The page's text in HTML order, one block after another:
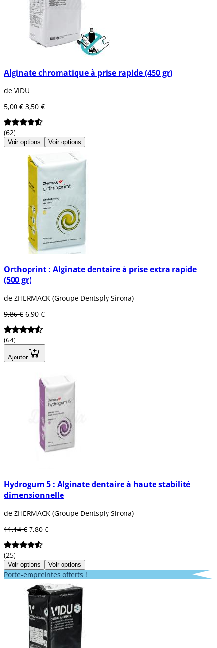
Alginate chromatique à prise rapide (450 gr)
de VIDU
5,00 € 3,50 €
(62)
Voir options Voir options
Orthoprint : Alginate dentaire à prise extra rapide
(500 gr)
de ZHERMACK (Groupe Dentsply Sirona)
9,86 € 6,90 €
(64)
Ajouter
Hydrogum 5 : Alginate dentaire à haute stabilité
dimensionnelle
de ZHERMACK (Groupe Dentsply Sirona)
11,14 € 7,80 €
(25)
Voir options Voir options
Porte-empreintes offerts !